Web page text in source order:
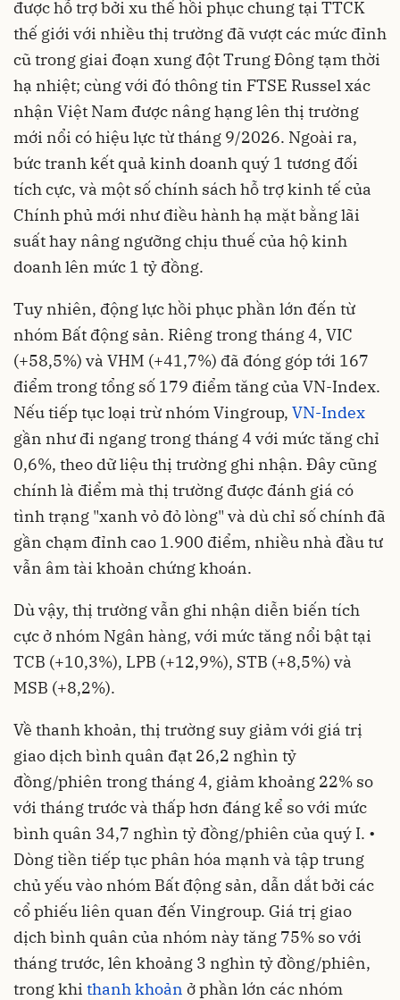
được hỗ trợ bởi xu thế hồi phục chung tại TTCK
thế giới với nhiều thị trường đã vượt các mức đỉnh
cũ trong giai đoạn xung đột Trung Đông tạm thời
hạ nhiệt; cùng với đó thông tin FTSE Russel xác
nhận Việt Nam được nâng hạng lên thị trường
mới nổi có hiệu lực từ tháng 9/2026. Ngoài ra,
bức tranh kết quả kinh doanh quý 1 tương đối
tích cực, và một số chính sách hỗ trợ kinh tế của
Chính phủ mới như điều hành hạ mặt bằng lãi
suất hay nâng ngưỡng chịu thuế của hộ kinh
doanh lên mức 1 tỷ đồng.
Tuy nhiên, động lực hồi phục phần lớn đến từ
nhóm Bất động sản. Riêng trong tháng 4, VIC
(+58,5%) và VHM (+41,7%) đã đóng góp tới 167
điểm trong tổng số 179 điểm tăng của VN-Index.
Nếu tiếp tục loại trừ nhóm Vingroup, VN-Index
gần như đi ngang trong tháng 4 với mức tăng chỉ
0,6%, theo dữ liệu thị trường ghi nhận. Đây cũng
chính là điểm mà thị trường được đánh giá có
tình trạng "xanh vỏ đỏ lòng" và dù chỉ số chính đã
gần chạm đỉnh cao 1.900 điểm, nhiều nhà đầu tư
vẫn âm tài khoản chứng khoán.
Dù vậy, thị trường vẫn ghi nhận diễn biến tích
cực ở nhóm Ngân hàng, với mức tăng nổi bật tại
TCB (+10,3%), LPB (+12,9%), STB (+8,5%) và
MSB (+8,2%).
Về thanh khoản, thị trường suy giảm với giá trị
giao dịch bình quân đạt 26,2 nghìn tỷ
đồng/phiên trong tháng 4, giảm khoảng 22% so
với tháng trước và thấp hơn đáng kể so với mức
bình quân 34,7 nghìn tỷ đồng/phiên của quý I. •
Dòng tiền tiếp tục phân hóa mạnh và tập trung
chủ yếu vào nhóm Bất động sản, dẫn dắt bởi các
cổ phiếu liên quan đến Vingroup. Giá trị giao
dịch bình quân của nhóm này tăng 75% so với
tháng trước, lên khoảng 3 nghìn tỷ đồng/phiên,
trong khi thanh khoản ở phần lớn các nhóm